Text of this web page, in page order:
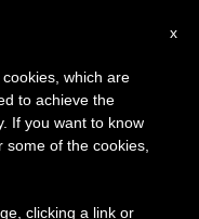
x
which are
to achieve the
If you want to know
of the cookies,
clicking a link or